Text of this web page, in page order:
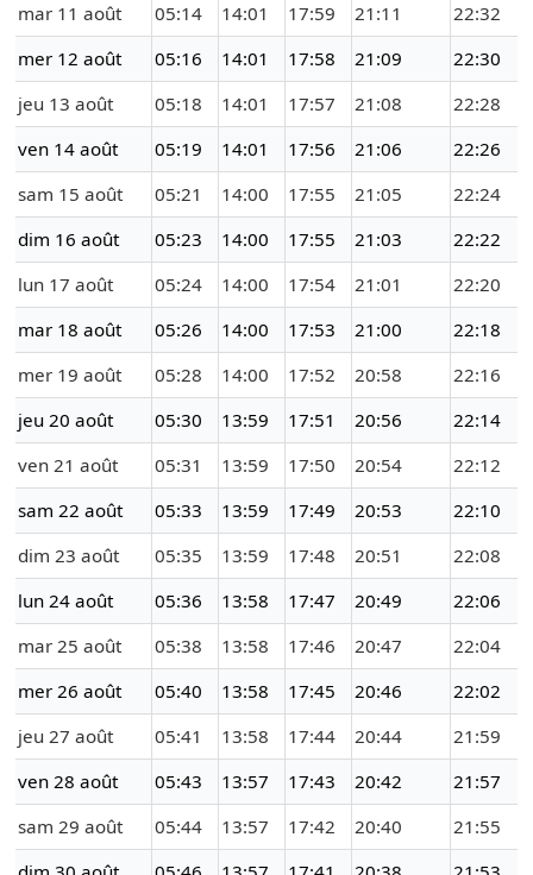
mar 11 août
05:14 14:01 17:59 21:11
22:32
mer 12 août
05:16 14:01 17:58 21:09
22:30
jeu 13 août
05:18 14:01 17:57 21:08
22:28
ven 14 août
05:19 14:01 17:56 21:06
22:26
sam 15 août
05:21 14:00 17:55 21:05
22:24
dim 16 août
05:23 14:00 17:55 21:03
22:22
lun 17 août
05:24 14:00 17:54 21:01
22:20
mar 18 août
05:26 14:00 17:53 21:00
22:18
mer 19 août
05:28 14:00 17:52 20:58
22:16
jeu 20 août
05:30 13:59 17:51 20:56
22:14
ven 21 août
05:31 13:59 17:50 20:54
22:12
sam 22 août
05:33 13:59 17:49 20:53
22:10
dim 23 août
05:35 13:59 17:48 20:51
22:08
lun 24 août
05:36 13:58 17:47 20:49
22:06
mar 25 août
05:38 13:58 17:46 20:47
22:04
mer 26 août
05:40 13:58 17:45 20:46
22:02
jeu 27 août
05:41 13:58 17:44 20:44
21:59
ven 28 août
05:43 13:57 17:43 20:42
21:57
sam 29 août
05:44 13:57 17:42 20:40
21:55